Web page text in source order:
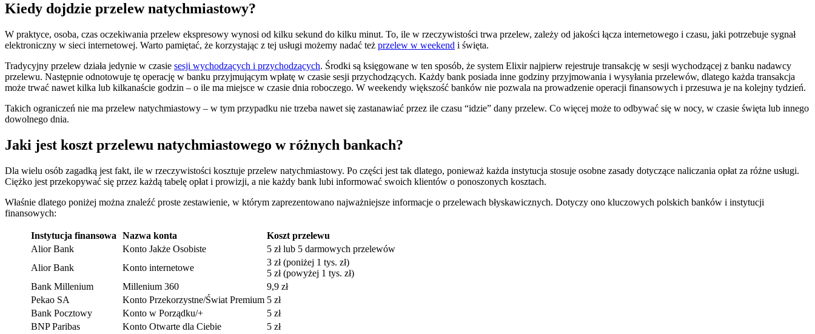
Kiedy dojdzie przelew natychmiastowy?
W praktyce, osoba, czas oczekiwania przelew ekspresowy wynosi od kilku sekund do kilku minut. To, ile w rzeczywistości trwa przelew, zależy od jakości łącza internetowego i czasu, jaki potrzebuje sygnał
elektroniczny w sieci internetowej. Warto pamiętać, że korzystając z tej usługi możemy nadać też przelew w weekend i święta.
Tradycyjny przelew działa jedynie w czasie sesji wychodzących i przychodzących. Środki są księgowane w ten sposób, że system Elixir najpierw rejestruje transakcję w sesji wychodzącej z banku nadawcy
przelewu. Następnie odnotowuje tę operację w banku przyjmującym wpłatę w czasie sesji przychodzących. Każdy bank posiada inne godziny przyjmowania i wysyłania przelewów, dlatego każda transakcja
może trwać nawet kilka lub kilkanaście godzin – o ile ma miejsce w czasie dnia roboczego. W weekendy większość banków nie pozwala na prowadzenie operacji finansowych i przesuwa je na kolejny tydzień.
Takich ograniczeń nie ma przelew natychmiastowy – w tym przypadku nie trzeba nawet się zastanawiać przez ile czasu “idzie” dany przelew. Co więcej może to odbywać się w nocy, w czasie święta lub innego
dowolnego dnia.
Jaki jest koszt przelewu natychmiastowego w różnych bankach?
Dla wielu osób zagadką jest fakt, ile w rzeczywistości kosztuje przelew natychmiastowy. Po części jest tak dlatego, ponieważ każda instytucja stosuje osobne zasady dotyczące naliczania opłat za różne usługi.
Ciężko jest przekopywać się przez każdą tabelę opłat i prowizji, a nie każdy bank lubi informować swoich klientów o ponoszonych kosztach.
Właśnie dlatego poniżej można znaleźć proste zestawienie, w którym zaprezentowano najważniejsze informacje o przelewach błyskawicznych. Dotyczy ono kluczowych polskich banków i instytucji
finansowych:
Instytucja finansowa Nazwa konta
Koszt przelewu
Alior Bank
Konto Jakże Osobiste
5 zł lub 5 darmowych przelewów
Alior Bank
Konto internetowe
3 zł (poniżej 1 tys. zł)
5 zł (powyżej 1 tys. zł)
Bank Millenium
Millenium 360
9,9 zł
Pekao SA
Konto Przekorzystne/Świat Premium 5 zł
Bank Pocztowy
Konto w Porządku/+
5 zł
BNP Paribas
Konto Otwarte dla Ciebie
5 zł